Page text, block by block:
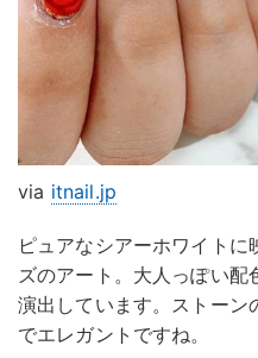
via itnail.jp
ピュアなシアーホワイト
ズのアート。大人っぽい
演出しています。ストーン
でエレガントですね。